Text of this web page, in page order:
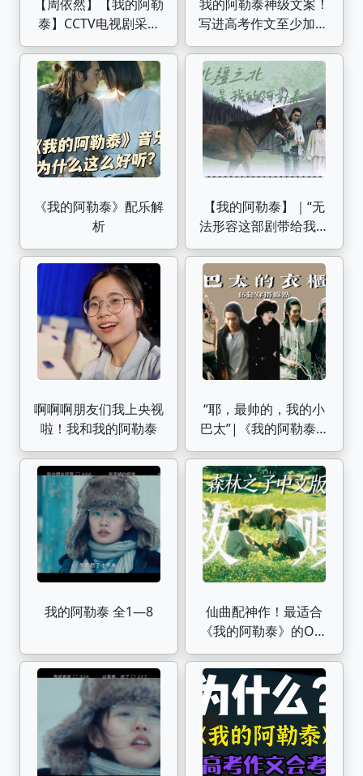
【周依然】【我的阿勒
泰】CCTV电视剧采访
完整版
我的阿勒泰神级文案！
写进高考作文至少加10
分【作文纸条】
《我的阿勒泰》配乐解
析
【我的阿勒泰】｜“无
法形容这部剧带给我灵
魂的冲击力有多么震
撼！”
啊啊啊朋友们我上央视
啦！我和我的阿勒泰
“耶，最帅的，我的小
巴太”|《我的阿勒泰》
巴太的16套造型盘点
我的阿勒泰 全1—8
仙曲配神作！最适合
《我的阿勒泰》的OST
出现了！中文版森林之
子打开年度爆款剧
【YooA】